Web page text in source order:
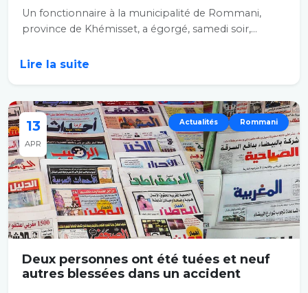
Un fonctionnaire à la municipalité de Rommani,
province de Khémisset, a égorgé, samedi soir,...
Lire la suite
13
APR
Actualités Rommani
Deux personnes ont été tuées et neuf
autres blessées dans un accident